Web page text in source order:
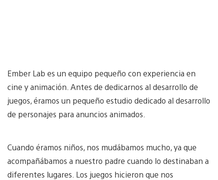
Ember Lab es un equipo pequeño con experiencia en
cine y animación. Antes de dedicarnos al desarrollo de
juegos, éramos un pequeño estudio dedicado al desarrollo
de personajes para anuncios animados.
Cuando éramos niños, nos mudábamos mucho, ya que
acompañábamos a nuestro padre cuando lo destinaban a
diferentes lugares. Los juegos hicieron que nos